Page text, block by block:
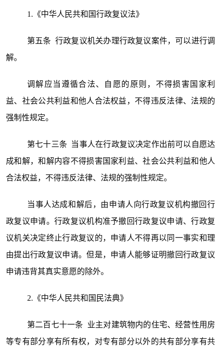
1.《中华人民共和国行政复议法》
第五条 行政复议机关办理行政复议案件，可以进行调
解。
调解应当遵循合法、自愿的原则，不得损害国家利
益、社会公共利益和他人合法权益，不得违反法律、法规的
强制性规定。
第七十三条 当事人在行政复议决定作出前可以自愿达
成和解，和解内容不得损害国家利益、社会公共利益和他人
合法权益，不得违反法律、法规的强制性规定。
当事人达成和解后，由申请人向行政复议机构撤回行
政复议申请。行政复议机构准予撤回行政复议申请、行政复
议机关决定终止行政复议的，申请人不得再以同一事实和理
由提出行政复议申请。但是，申请人能够证明撤回行政复议
申请违背其真实意愿的除外。
2.《中华人民共和国民法典》
第二百七十一条 业主对建筑物内的住宅、经营性用房
等专有部分享有所有权，对专有部分以外的共有部分享有共